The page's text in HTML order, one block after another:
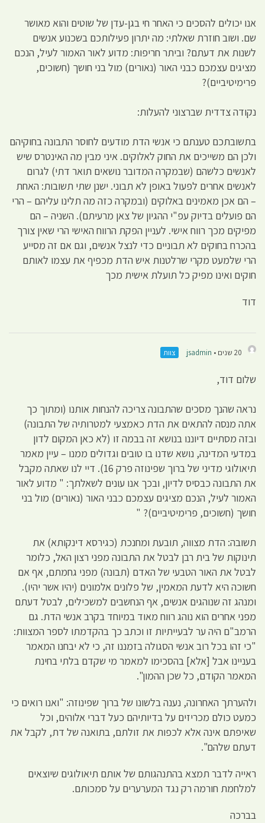
אנו יכולים להסכים כי האחר חי בגן-עדן של שוטים והוא מאושר
שם. ושוב חוזרת שאלתי: מה יתרון פעילותכם בשכנוע אנשים
לשנות את דעתם? וביתר חריפות: מדוע לאור האמור לעיל, הנכם
מציגים עצמכם כבני האור (נאורים) מול בני חושך (חשוכים,
פרימיטיביים)?
נקודה צדדית שברצוני להעלות:
בתשובתכם טענתם כי אנשי הדת מודעים לחוסר התבונה בחוקיהם
ולכן הם משייכים את החוק לאלוקים. איני מבין מה האינטרס שיש
לאנשים כלשהם (שבמקרה המדובר נושאים תואר דתי) לגרום
לאנשים אחרים לפעול באופן לא תבוני. ישנן שתי תשובות: האחת
– הם אכן מאמינים באלוקים (ובמקרה כזה מה תלינו עליהם – הרי
הם פועלים בדיוק עפ"י ההגיון של צאן מרעיתם). השניה – הם
מפיקים מכך רווח אישי. לעניין הפקת הרווח האישי הרי שאין צורך
בהכרח בחוקים לא תבוניים כדי לנצל אנשים, וגם אם זה מסייע
הרי שלמעט מקרי שרלטנות איש הדת מכפיף את עצמו לאותם
חוקים ואינו מפיק כל תועלת אישית מכך
דוד
20 שנים • jsadmin צוות
שלום דוד,
נראה שהנך מסכים שהתבונה צריכה להנחות אותנו (ומתוך כך
אתה מנסה להתאים את הדת כאמצעי למטרותיה של התבונה)
ובזה מסתיים דיוננו בנושא זה בבמה זו (לא כאן המקום לדון
במדעי המדינה, נושא שדנו בו טובים וגדולים ממנו – עיין מאמר
תיאולוגי מדיני של ברוך שפינוזה פרק 16). דיי לנו שאתה מקבל
את התבונה כבסיס לדיון, ובכך אנו עונים לשאלתך: " מדוע לאור
האמור לעיל, הנכם מציגים עצמכם כבני האור (נאורים) מול בני
חושך (חשוכים, פרימיטיביים)? "
תשובה: הדת מצווה, תובעת ומחנכת (כגירסא דינקותא) את
תינוקות של בית רבן לבטל את התבונה מפני רצון האל, כלומר
לבטל את האור הטבעי של האדם (תבונה) מפני גחמתם, אף אם
חשוכה היא לדעת המאמין, של פלונים אלמונים (יהיו אשר יהיו).
ומנהג זה שנוהגים אנשים, אף הנחשבים למשכילים, לבטל דעתם
מפני אחרים הוא נוהג רווח מאוד במיוחד בקרב אנשי הדת. גם
הרמב"ם היה ער לבעייתיות זו וכתב כך בהקדמתו לספר המצוות:
"כי זהו בכל רוב אנשי הסגולה בזמננו זה, כי לא יבחנו המאמר
בעניינו אבל [אלא] בהסכימו למאמר מי שקדם בלתי בחינת
המאמר הקודם, כל שכן ההמון".
ולהערתך האחרונה, נענה בלשונו של ברוך שפינוזה: "ואנו רואים כי
כמעט כולם מכריזים על בדיותיהם כעל דברי אלוהים, וכל
שאיפתם אינה אלא לכפות את זולתם, בתואנה של דת, לקבל את
דעתם שלהם".
ראייה לדבר תמצא בהתנהגותם של אותם תיאולוגים שיוצאים
למלחמת חורמה רק נגד המערערים על סמכותם.
בברכה